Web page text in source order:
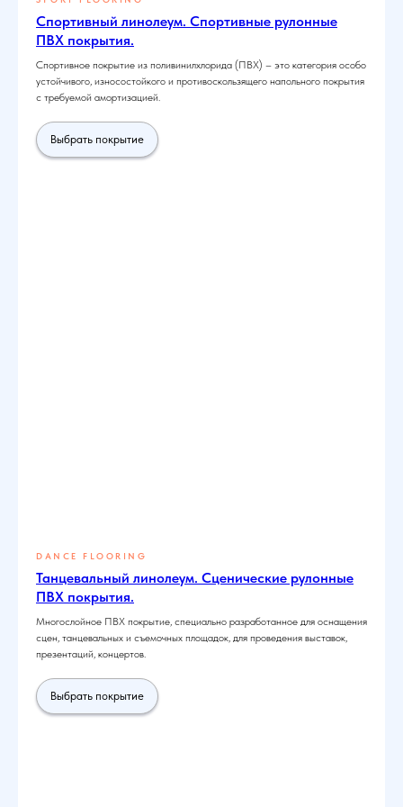
Спортивный линолеум. Спортивные рулонные
ПВХ покрытия.
Спортивное покрытие из поливинилхлорида (ПВХ) – это категория особо
устойчивого, износостойкого и противоскользящего напольного покрытия
с требуемой амортизацией.
Выбрать покрытие
DANCE FLOORING
Танцевальный линолеум. Сценические рулонные
ПВХ покрытия.
Многослойное ПВХ покрытие, специально разработанное для оснащения
сцен, танцевальных и съемочных площадок, для проведения выставок,
презентаций, концертов.
Выбрать покрытие